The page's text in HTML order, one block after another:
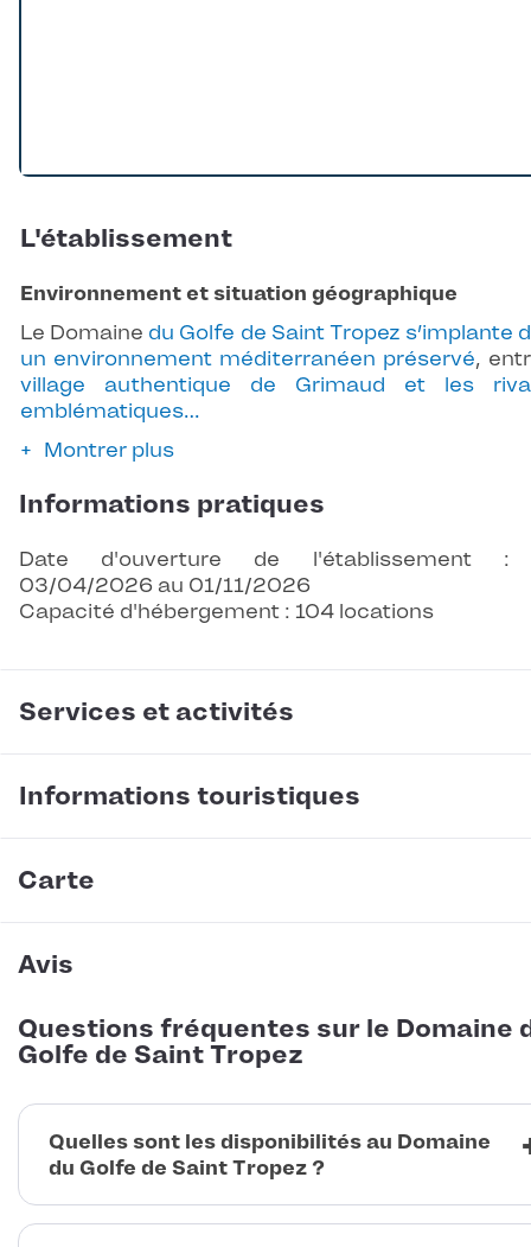
L'établissement
Environnement et situation géographique
Le Domaine du Golfe de Saint Tropez s’implante
un environnement méditerranéen préservé,
village authentique de Grimaud et les
emblématiques…
Montrer plus
Informations pratiques
Date d'ouverture de l'établissement :
03/04/2026 au 01/11/2026
Capacité d'hébergement : 104 locations
Services et activités
Informations touristiques
Carte
Avis
Questions fréquentes sur le Domaine
Golfe de Saint Tropez
Quelles sont les disponibilités au Domaine
du Golfe de Saint Tropez ?